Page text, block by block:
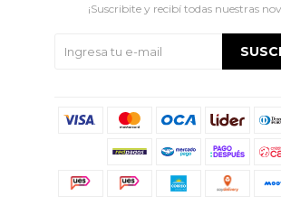
¡Suscribite y recibí todas nuestras